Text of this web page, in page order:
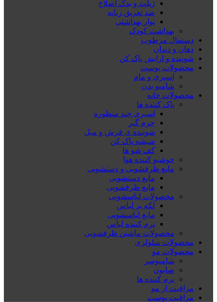
ژیلت و یدک اصلاح
ضد تعریق زنانه
نوار بهداشتی
بهداشت کودک
دستمال مرطوب
دهان و دندان
شوینده و ارایش پاک کن
محصولات پوست
اسپری و مام
شامپو بدن
محصولات خانه
پاک کننده ها
اسپری چند منظوره
جرم گیر
شوینده ی فرش و مبل
شیشه پاک کن
کف شو ها
خوشبو کننده هوا
مایع ظرفشویی و دستشویی
مایع دستشویی
مایع ظرفشویی
محصولات لباسشویی
لکه بر لباس
مایع لباسشویی
نرم کننده لباس
محصولات ماشین ظرفشویی
محصولات سلولزی
محصولات مو
شامپوسر
صابون
نرم کننده ها
مراقبت از مو
مراقبت پوست